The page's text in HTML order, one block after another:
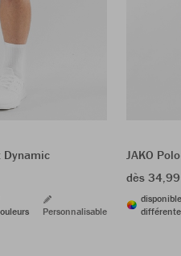
Dynamic
Personnalisable
JAKO
dès